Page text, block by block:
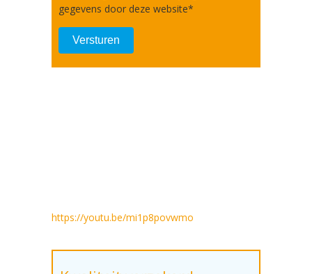
gegevens door deze website*
https://youtu.be/mi1p8povwmo